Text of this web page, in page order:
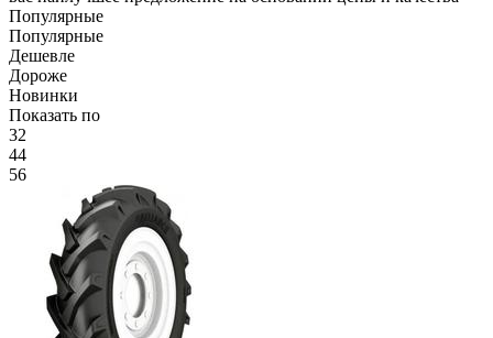
Популярные
Популярные
Дешевле
Дороже
Новинки
Показать по
32
44
56